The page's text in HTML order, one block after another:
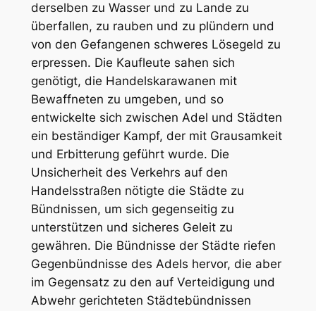
derselben zu Wasser und zu Lande zu
überfallen, zu rauben und zu plündern und
von den Gefangenen schweres Lösegeld zu
erpressen. Die Kaufleute sahen sich
genötigt, die Handelskarawanen mit
Bewaffneten zu umgeben, und so
entwickelte sich zwischen Adel und Städten
ein beständiger Kampf, der mit Grausamkeit
und Erbitterung geführt wurde. Die
Unsicherheit des Verkehrs auf den
Handelsstraßen nötigte die Städte zu
Bündnissen, um sich gegenseitig zu
unterstützen und sicheres Geleit zu
gewähren. Die Bündnisse der Städte riefen
Gegenbündnisse des Adels hervor, die aber
im Gegensatz zu den auf Verteidigung und
Abwehr gerichteten Städtebündnissen